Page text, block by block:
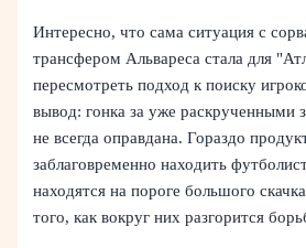
Интересно, что сама ситуация с
трансфером Альвареса стала для
пересмотреть подход к поиску
вывод: гонка за уже раскрученными
не всегда оправдана. Гораздо
заблаговременно находить
находятся на пороге большого
того, как вокруг них разгорится